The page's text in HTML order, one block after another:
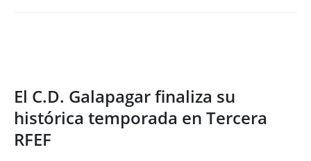
El C.D. Galapagar finaliza su
histórica temporada en Tercera
RFEF